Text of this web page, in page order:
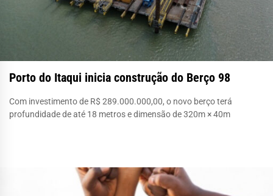
Porto do Itaqui inicia construção do Berço 98
Com investimento de R$ 289.000.000,00, o novo berço terá
profundidade de até 18 metros e dimensão de 320m × 40m